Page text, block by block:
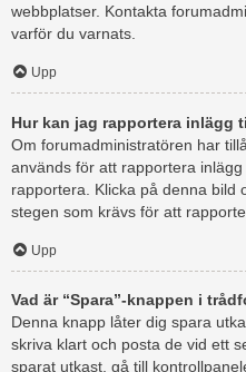
webbplatser. Kontakta
varför du varnats.
Upp
Hur kan jag rapportera inlägg
Om forumadministratören har
används för att rapportera
rapportera. Klicka på denna bild
stegen som krävs för att
Upp
Vad är “Spara”-knappen i
Denna knapp låter dig spara
skriva klart och posta de vid ett
sparat utkast, gå till